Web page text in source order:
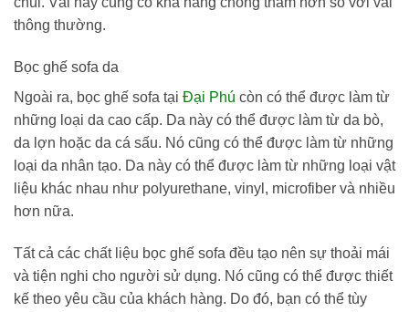
thông thường.
Bọc ghế sofa da
Ngoài ra, bọc ghế sofa tại Đại Phú còn có thể được làm từ
những loại da cao cấp. Da này có thể được làm từ da bò,
da lợn hoặc da cá sấu. Nó cũng có thể được làm từ những
loại da nhân tạo. Da này có thể được làm từ những loại vật
liệu khác nhau như polyurethane, vinyl, microfiber và nhiều
hơn nữa.
Tất cả các chất liệu bọc ghế sofa đều tạo nên sự thoải mái
và tiện nghi cho người sử dụng. Nó cũng có thể được thiết
kế theo yêu cầu của khách hàng. Do đó, bạn có thể tùy